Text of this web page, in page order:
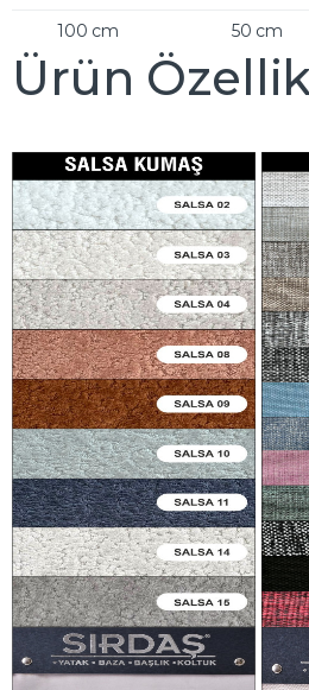
100 cm
50 cm
Ürün